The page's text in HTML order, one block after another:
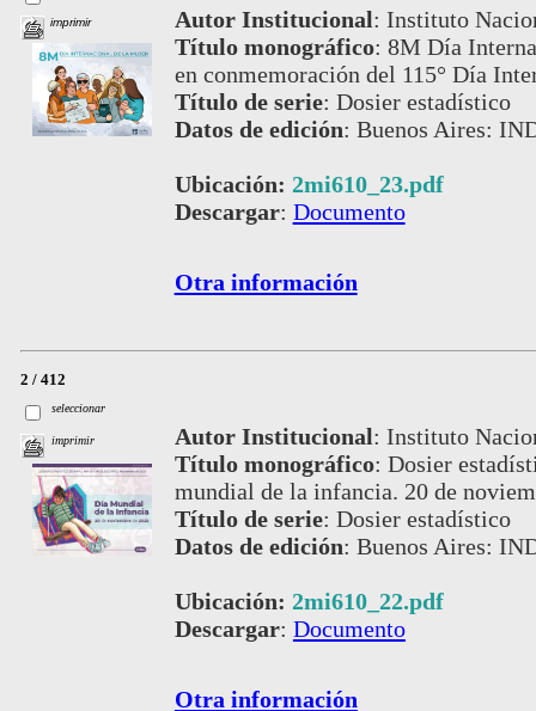
imprimir Autor Institucional: Instituto
Título monográfico: 8M Día
en conmemoración del 115° Día
Título de serie: Dosier estadístico
Datos de edición: Buenos Aires:
Ubicación: 2mi610_23.pdf
Descargar: Documento
Otra información
2 / 412
seleccionar
imprimir Autor Institucional: Instituto
Título monográfico: Dosier
mundial de la infancia. 20 de
Título de serie: Dosier estadístico
Datos de edición: Buenos Aires:
Ubicación: 2mi610_22.pdf
Descargar: Documento
Otra información